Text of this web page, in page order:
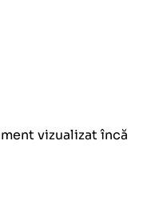
vizualizat încă